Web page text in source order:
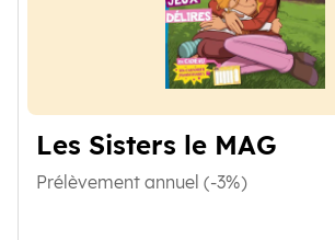
Les Sisters le MAG
Prélèvement annuel (-3%)